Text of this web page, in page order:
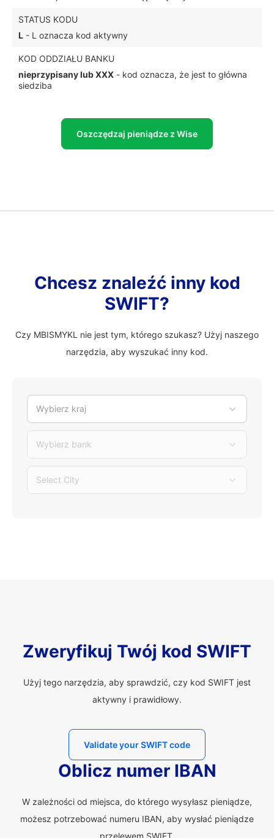
STATUS KODU
L - L oznacza kod aktywny
KOD ODDZIAŁU BANKU
nieprzypisany lub XXX - kod oznacza, że jest to główna
siedziba
Oszczędzaj pieniądze z Wise
Chcesz znaleźć inny kod
SWIFT?
Czy MBISMYKL nie jest tym, którego szukasz? Użyj naszego
narzędzia, aby wyszukać inny kod.
Wybierz kraj
Wybierz bank
Select City
Zweryfikuj Twój kod SWIFT
Użyj tego narzędzia, aby sprawdzić, czy kod SWIFT jest
aktywny i prawidłowy.
Validate your SWIFT code
Oblicz numer IBAN
W zależności od miejsca, do którego wysyłasz pieniądze,
możesz potrzebować numeru IBAN, aby wysłać pieniądze
przelewem SWIFT.